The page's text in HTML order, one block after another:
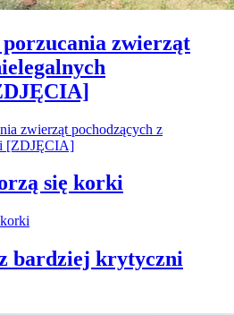
zwierząt
się korki
bardziej krytyczni